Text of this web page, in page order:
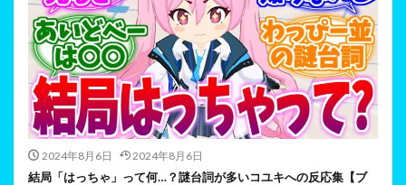
2024年8月6日 2024年8月6日
結局「はっちゃ」って何…？謎台詞が多いコユキへの反応集【ブ